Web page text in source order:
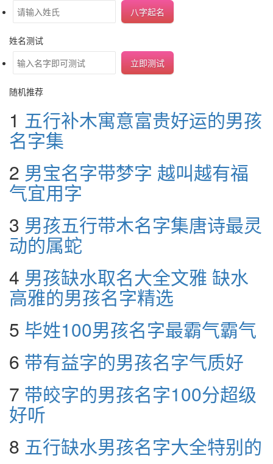
八字起名
姓名测试
立即测试
随机推荐
1 五行补木寓意富贵好运的男孩
名字集
2 男宝名字带梦字 越叫越有福
气宜用字
3 男孩五行带木名字集唐诗最灵
动的属蛇
4 男孩缺水取名大全文雅 缺水
高雅的男孩名字精选
5 毕姓100男孩名字最霸气霸气
6 带有益字的男孩名字气质好
7 带皎字的男孩名字100分超级
好听
8 五行缺水男孩名字大全特别的